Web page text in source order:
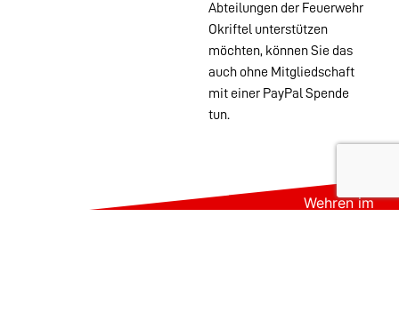
Abteilungen der Feuerwehr
Okriftel unterstützen
möchten, können Sie das
auch ohne Mitgliedschaft
mit einer PayPal Spende
tun.
Wehren im